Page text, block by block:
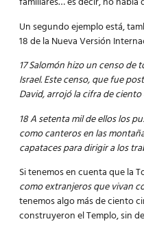
Un segundo ejemplo está,
18 de la Nueva Versión
17 Salomón hizo un censo
Israel. Este censo, que fue
David, arrojó la cifra de
18 A setenta mil de ellos los
como canteros en las
capataces para dirigir a los
Si tenemos en cuenta que la
como extranjeros que vivan
tenemos algo más de ciento
construyeron el Templo, sin